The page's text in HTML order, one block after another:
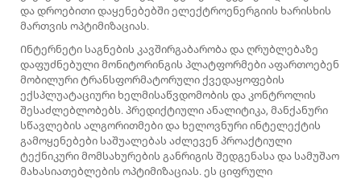
და დროებითი დაყენებებში ელექტროენერგიის ხარისხის
მართვის ოპტიმიზაციას.
Ინტერნეტი საგნების კავშირგაბარობა და ღრუბლებაზე
დაფუძნებული მონიტორინგის პლატფორმები აფართოებენ
მობილური ტრანსფორმატორული ქვედაყოფების
ექსპლუატაციური ხელმისაწვდომობის და კონტროლის
შესაძლებლობებს. პრედიქტიული ანალიტიკა, მანქანური
სწავლების ალგორითმები და ხელოვნური ინტელექტის
გამოყენებები საშუალებას აძლევენ პროაქტიული
ტექნიკური მომსახურების განრიგის შედგენასა და სამუშაო
მახასიათებლების ოპტიმიზაციას. ეს ციფრული